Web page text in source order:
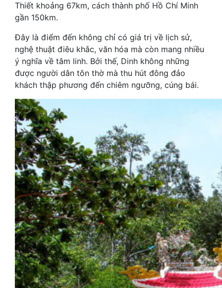
Thiết khoảng 67km, cách thành phố Hồ Chí Minh
gần 150km.
Đây là điểm đến không chỉ có giá trị về lịch sử,
nghệ thuật điêu khắc, văn hóa mà còn mang nhiều
ý nghĩa về tâm linh. Bởi thế, Dinh không những
được người dân tôn thờ mà thu hút đông đảo
khách thập phương đến chiêm ngưỡng, cúng bái.